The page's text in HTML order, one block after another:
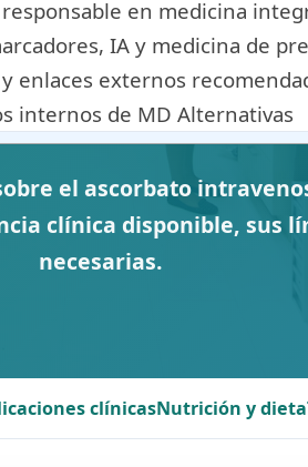
en medicina
IA y medicina de
enlaces externos
internos de MD Alternativas
el ascorbato
clínica disponible, sus
necesarias.
clínicasNutrición y dieta